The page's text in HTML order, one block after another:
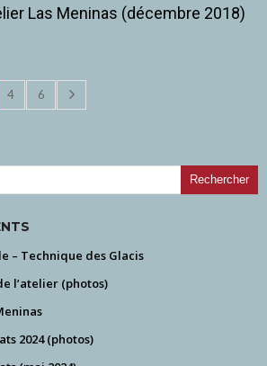
Las Meninas (décembre 2018)
4 6
– Technique des Glacis
l’atelier (photos)
2024 (photos)